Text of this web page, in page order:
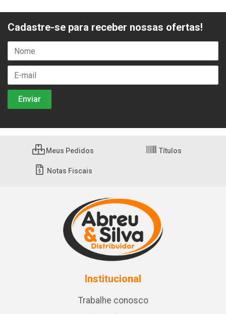
Cadastre-se para receber nossas ofertas!
Meus Pedidos Títulos
Notas Fiscais
Institucional
Trabalhe conosco